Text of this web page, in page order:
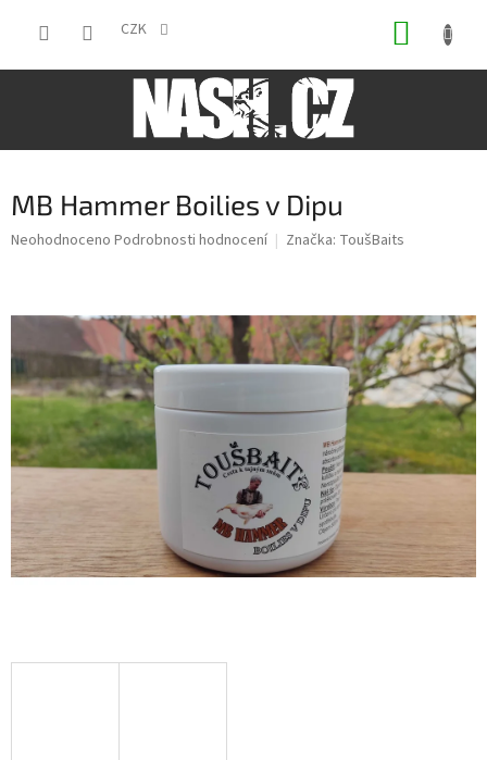
CZK
MB Hammer Boilies v Dipu
Průměrné
0,0
5
hvězdiček.
Neohodnoceno Podrobnosti hodnocení Značka: ToušBaits